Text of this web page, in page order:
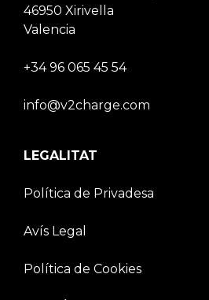
46950 Xirivella
Valencia
+34 96 065 45 54
info@v2charge.com
LEGALITAT
Política de Privadesa
Avís Legal
Política de Cookies